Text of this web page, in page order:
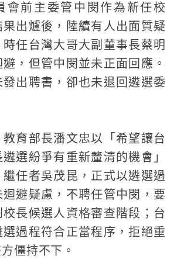
會前主委管中閔作為新任校
出爐後，陸續有人出面質疑
任台灣大哥大副董事長蔡明
，但管中閔並未正面回應。
出聘書，卻也未退回遴選委
育部長潘文忠以「希望讓台
選紛爭有重新釐清的機會」
任者吳茂昆，正式以遴選過
避疑慮，不聘任管中閔，要
長候選人資格審查階段；台
過程符合正當程序，拒絕重
僵持不下。